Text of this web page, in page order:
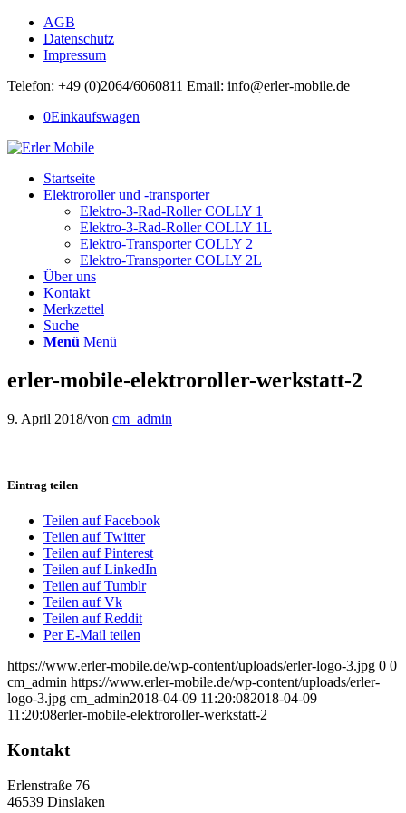
AGB
Datenschutz
Impressum
Telefon: +49 (0)2064/6060811 Email: info@erler-mobile.de
0Einkaufswagen
Startseite
Elektroroller und -transporter
Elektro-3-Rad-Roller COLLY 1
Elektro-3-Rad-Roller COLLY 1L
Elektro-Transporter COLLY 2
Elektro-Transporter COLLY 2L
Über uns
Kontakt
Merkzettel
Suche
Menü Menü
erler-mobile-elektroroller-werkstatt-2
9. April 2018/von cm_admin
Eintrag teilen
Teilen auf Facebook
Teilen auf Twitter
Teilen auf Pinterest
Teilen auf LinkedIn
Teilen auf Tumblr
Teilen auf Vk
Teilen auf Reddit
Per E-Mail teilen
https://www.erler-mobile.de/wp-content/uploads/erler-logo-3.jpg 0 0
cm_admin https://www.erler-mobile.de/wp-content/uploads/erler-
logo-3.jpg cm_admin2018-04-09 11:20:082018-04-09
11:20:08erler-mobile-elektroroller-werkstatt-2
Kontakt
Erlenstraße 76
46539 Dinslaken